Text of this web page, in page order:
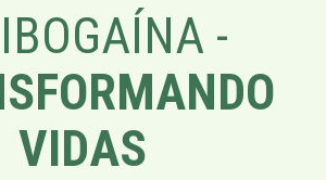
-
VIDAS